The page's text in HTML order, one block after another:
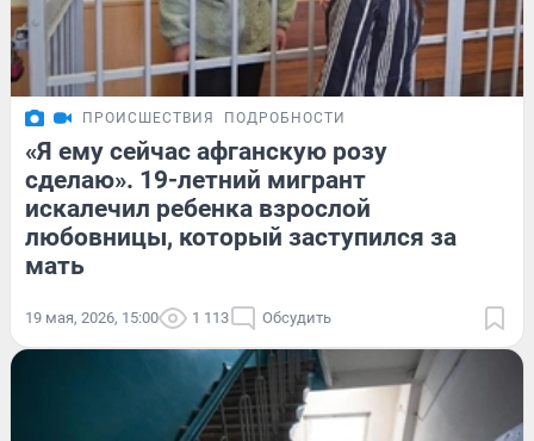
ПРОИСШЕСТВИЯ ПОДРОБНОСТИ
«Я ему сейчас афганскую розу
сделаю». 19-летний мигрант
искалечил ребенка взрослой
любовницы, который заступился за
мать
19 мая, 2026, 15:00 1 113 Обсудить